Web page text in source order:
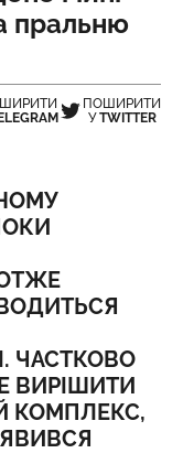
пральню
ПОШИРИТИ
УTWITTER
ЧАСТКОВО
ВИРІШИТИ
КОМПЛЕКС,